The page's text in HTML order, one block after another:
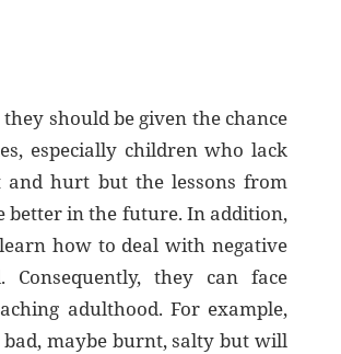
should be given the chance
especially children who lack
and hurt but the lessons from
better in the future. In addition,
how to deal with negative
they can face
adulthood. For example,
maybe burnt, salty but will